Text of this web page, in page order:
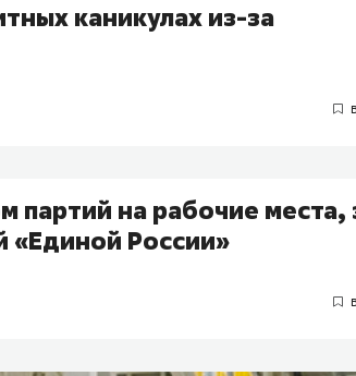
каникулах из-за
партий на рабочие места,
«Единой России»